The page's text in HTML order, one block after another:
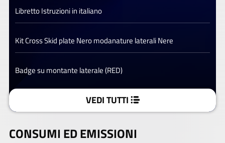
Libretto Istruzioni in italiano
Kit Cross Skid plate Nero modanature laterali Nere
Badge su montante laterale (RED)
VEDI TUTTI
CONSUMI ED EMISSIONI